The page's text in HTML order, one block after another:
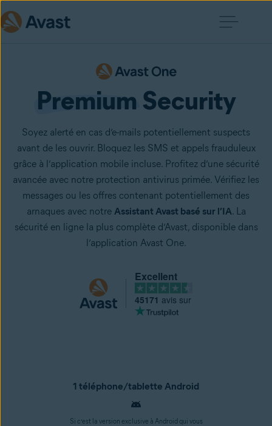
Premium Security
Soyez alerté en cas d’e-mails potentiellement suspects
avant de les ouvrir. Bloquez les SMS et appels frauduleux
grâce à l’application mobile incluse. Profitez d’une sécurité
avancée avec notre protection antivirus primée. Vérifiez les
messages ou les offres contenant potentiellement des
arnaques avec notre Assistant Avast basé sur l’IA. La
sécurité en ligne la plus complète d’Avast, disponible dans
l’application Avast One.
Excellent
45171 avis sur
1 téléphone/tablette Android
Si c’est la version exclusive à Android qui vous